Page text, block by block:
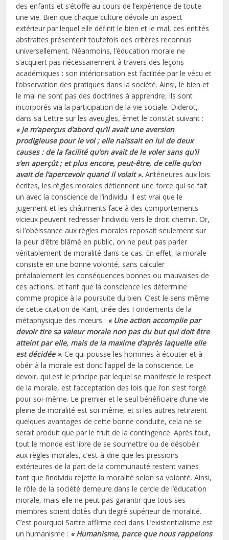
des enfants et s’étoffe au cours de l’expérience de toute
une vie. Bien que chaque culture dévoile un aspect
extérieur par lequel elle définit le bien et le mal, ces entités
abstraites présentent toutefois des critères reconnus
universellement. Néanmoins, l’éducation morale ne
s’acquiert pas nécessairement à travers des leçons
académiques : son intériorisation est facilitée par le vécu et
l’observation des pratiques dans la société. Ainsi, le bien et
le mal ne sont pas des doctrines à apprendre, ils sont
incorporés via la participation de la vie sociale. Diderot,
dans sa Lettre sur les aveugles, émet le constat suivant :
« Je m’aperçus d’abord qu’il avait une aversion
prodigieuse pour le vol ; elle naissait en lui de deux
causes : de la facilité qu’on avait de le voler sans qu’il
s’en aperçût ; et plus encore, peut-être, de celle qu’on
avait de l’apercevoir quand il volait ». Antérieures aux lois
écrites, les règles morales détiennent une force qui se fait
un avec la conscience de l’individu. Il est vrai que le
jugement et les châtiments face à des comportements
vicieux peuvent redresser l’individu vers le droit chemin. Or,
si l’obéissance aux règles morales reposait seulement sur
la peur d’être blâmé en public, on ne peut pas parler
véritablement de moralité dans ce cas. En effet, la morale
consiste en une bonne volonté, sans calculer
préalablement les conséquences bonnes ou mauvaises de
ces actions, et tant que la conscience les détermine
comme propice à la poursuite du bien. C’est le sens même
de cette citation de Kant, tirée des Fondements de la
métaphysique des mœurs : « Une action accomplie par
devoir tire sa valeur morale non pas du but qui doit être
atteint par elle, mais de la maxime d’après laquelle elle
est décidée ». Ce qui pousse les hommes à écouter et à
obéir à la morale est donc l’appel de la conscience. Le
devoir, qui est le principe par lequel se manifeste le respect
de la morale, est l’acceptation des lois que l’on s’est forgé
pour soi-même. Le premier et le seul bénéficiaire d’une vie
pleine de moralité est soi-même, et si les autres retiraient
quelques avantages de cette bonne conduite, cela ne se
serait produit que par le fruit de la contingence. Après tout,
tout le monde est libre de se soumettre ou de désobéir
aux règles morales, c’est-à-dire que les pressions
extérieures de la part de la communauté restent vaines
tant que l’individu rejette la moralité selon sa volonté. Ainsi,
le rôle de la société demeure dans le cercle de l’éducation
morale, mais elle ne peut pas garantir que tous ses
membres soient dotés d’un degré supérieur de moralité.
C’est pourquoi Sartre affirme ceci dans L’existentialisme est
un humanisme : « Humanisme, parce que nous rappelons